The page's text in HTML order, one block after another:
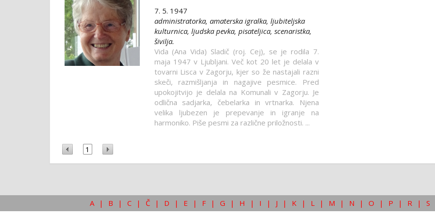
7. 5. 1947
administratorka, amaterska igralka, ljubiteljska
kulturnica, ljudska pevka, pisateljica, scenaristka,
šivilja.
Vida (Ana Vida) Sladič (roj. Cej), se je rodila 7.
maja 1947 v Ljubljani. Več kot 20 let je delala v
tovarni Lisca v Zagorju, kjer so že nastajali razni
skeči, razmišljanja in nagajive pesmice. Pred
upokojitvijo je delala na Komunali v Zagorju. Je
odlična sadjarka, čebelarka in vrtnarka. Njena
velika ljubezen je prepevanje in igranje na
harmoniko. Piše pesmi za različne priložnosti. ...
1
A | B | C | Č | D | E | F | G | H | I | J | K | L | M | N | O | P | R | S